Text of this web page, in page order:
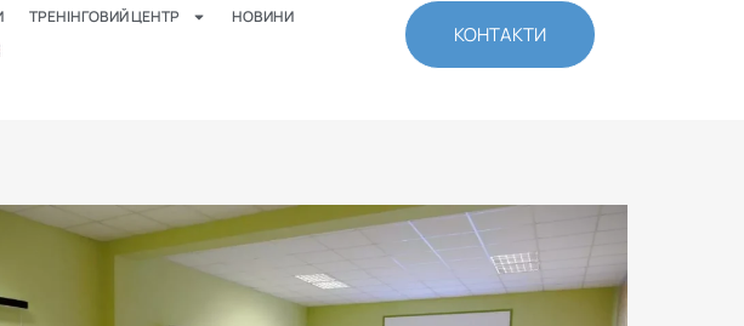
ТРЕНІНГОВИЙ ЦЕНТР
НОВИНИ
КОНТАКТИ